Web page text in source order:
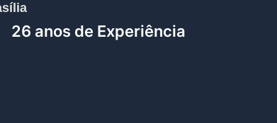
26 anos de Experiência